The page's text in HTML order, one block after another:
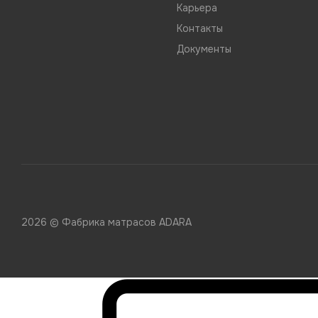
Карьера
Контакты
Документы
2026 © Фабрика матрасов ADARA